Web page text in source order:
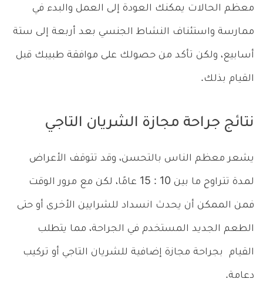
معظم الحالات يمكنك العودة إلى العمل والبدء في
ممارسة واستئناف النشاط الجنسي بعد أربعة إلى ستة
أسابيع، ولكن تأكد من حصولك على موافقة طبيبك قبل
القيام بذلك.
نتائج جراحة مجازة الشريان التاجي
يشعر معظم الناس بالتحسن، وقد تتوقف الأعراض
لمدة تتراوح ما بين 10 : 15 عامًا، لكن مع مرور الوقت
فمن الممكن أن يحدث انسداد للشرايين الأخرى أو حتى
الطعم الجديد المستخدم في الجراحة، مما يتطلب
القيام بجراحة مجازة إضافية للشريان التاجي أو تركيب
دعامة.